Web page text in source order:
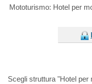
Mototurismo: Hotel per
Scegli struttura "Hotel per